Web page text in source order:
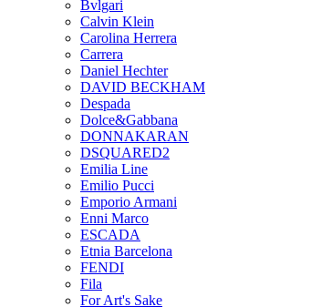
Bvlgari
Calvin Klein
Carolina Herrera
Carrera
Daniel Hechter
DAVID BECKHAM
Despada
Dolce&Gabbana
DONNAKARAN
DSQUARED2
Emilia Line
Emilio Pucci
Emporio Armani
Enni Marco
ESCADA
Etnia Barcelona
FENDI
Fila
For Art's Sake